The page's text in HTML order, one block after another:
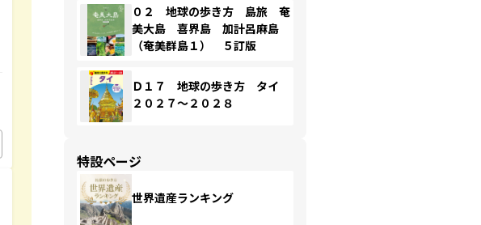
０２ 地球の歩き方 島旅 奄
美大島 喜界島 加計呂麻島
（奄美群島１） ５訂版
Ｄ１７ 地球の歩き方 タイ
２０２７～２０２８
特設ページ
世界遺産ランキング